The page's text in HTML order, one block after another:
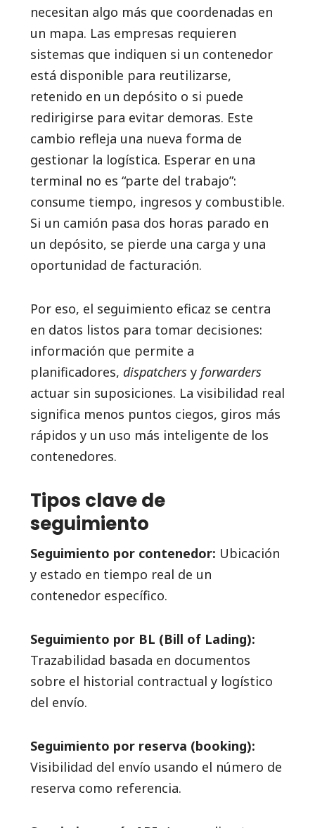
necesitan algo más que coordenadas en
un mapa. Las empresas requieren
sistemas que indiquen si un contenedor
está disponible para reutilizarse,
retenido en un depósito o si puede
redirigirse para evitar demoras. Este
cambio refleja una nueva forma de
gestionar la logística. Esperar en una
terminal no es “parte del trabajo”:
consume tiempo, ingresos y combustible.
Si un camión pasa dos horas parado en
un depósito, se pierde una carga y una
oportunidad de facturación.
Por eso, el seguimiento eficaz se centra
en datos listos para tomar decisiones:
información que permite a
planificadores, dispatchersy forwarders
actuar sin suposiciones. La visibilidad real
significa menos puntos ciegos, giros más
rápidos y un uso más inteligente de los
contenedores.
Tipos clave de
seguimiento
Seguimiento por contenedor: Ubicación
y estado en tiempo real de un
contenedor específico.
Seguimiento por BL (Bill of Lading):
Trazabilidad basada en documentos
sobre el historial contractual y logístico
del envío.
Seguimiento por reserva (booking):
Visibilidad del envío usando el número de
reserva como referencia.